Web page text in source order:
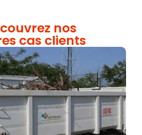
nos
cas clients